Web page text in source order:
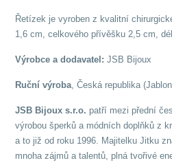
Řetízek je vyroben z kvalitní
1,6 cm, celkového přívěšku 2,5 cm,
Výrobce a dodavatel: JSB Bijoux
Ruční výroba, Česká republika
JSB Bijoux s.r.o. patří mezi přední
výrobou šperků a módních doplňků z
a to již od roku 1996. Majitelku Jitku
mnoha zájmů a talentů, plná tvořivé